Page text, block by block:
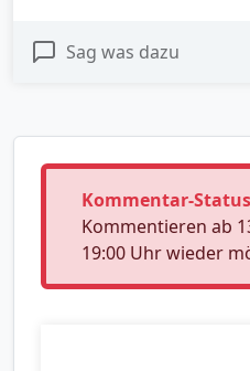
Sag was dazu
Kommentar-
Kommentieren ab
19:00 Uhr wieder